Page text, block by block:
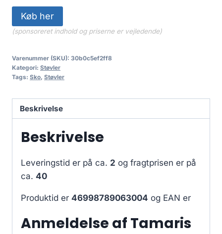
Køb her
(sponsoreret indhold og priserne er vejledende)
Varenummer (SKU): 30b0c5ef2ff8
Kategori: Støvler
Tags: Sko, Støvler
Beskrivelse
Beskrivelse
Leveringstid er på ca. 2 og fragtprisen er på
ca. 40
Produktid er 46998789063004 og EAN er
Anmeldelse af Tamaris